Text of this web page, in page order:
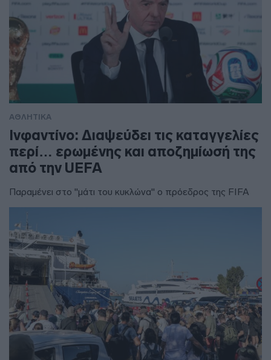
ΑΘΛΗΤΙΚΑ
Ινφαντίνο: Διαψεύδει τις καταγγελίες
περί… ερωμένης και αποζημίωσή της
από την UEFA
Παραμένει στο "μάτι του κυκλώνα" ο πρόεδρος της FIFA